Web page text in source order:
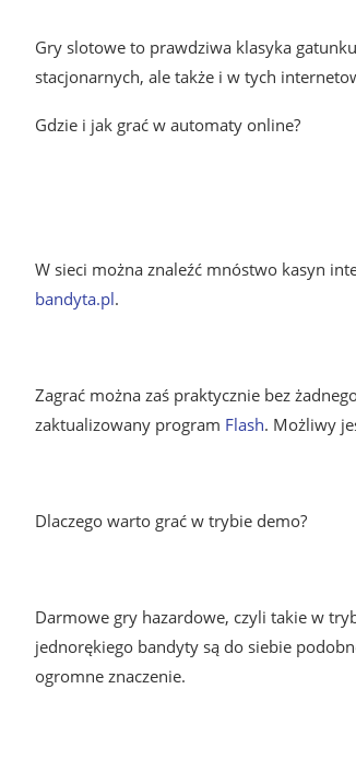
Gry slotowe to prawdziwa klasyka
stacjonarnych, ale także i w tych
Gdzie i jak grać w automaty online?
W sieci można znaleźć mnóstwo kasyn
bandyta.pl.
Zagrać można zaś praktycznie bez
zaktualizowany program Flash. Możliwy
Dlaczego warto grać w trybie demo?
Darmowe gry hazardowe, czyli takie w
jednorękiego bandyty są do siebie
ogromne znaczenie.